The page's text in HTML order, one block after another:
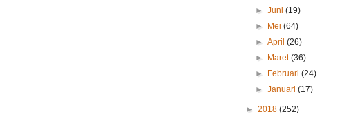
►Juni(19)
►
Mei(64)
►April(26)
►
Maret(36)
►
Februari(24)
►Januari(17)
► 2018 (252)